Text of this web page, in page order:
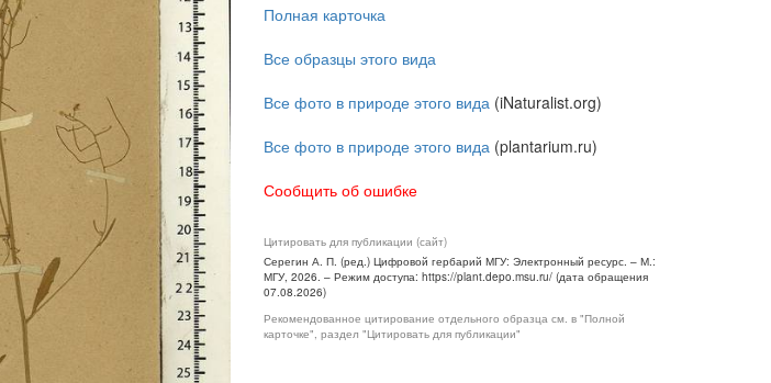
Полная карточка
Все образцы этого вида
Все фото в природе этого вида (iNaturalist.org)
Все фото в природе этого вида (plantarium.ru)
Сообщить об ошибке
Цитировать для публикации (сайт)
Серегин А. П. (ред.) Цифровой гербарий МГУ: Электронный ресурс. – М.:
МГУ, 2026. – Режим доступа: https://plant.depo.msu.ru/ (дата обращения
07.08.2026)
Рекомендованное цитирование отдельного образца см. в "Полной
карточке", раздел "Цитировать для публикации"